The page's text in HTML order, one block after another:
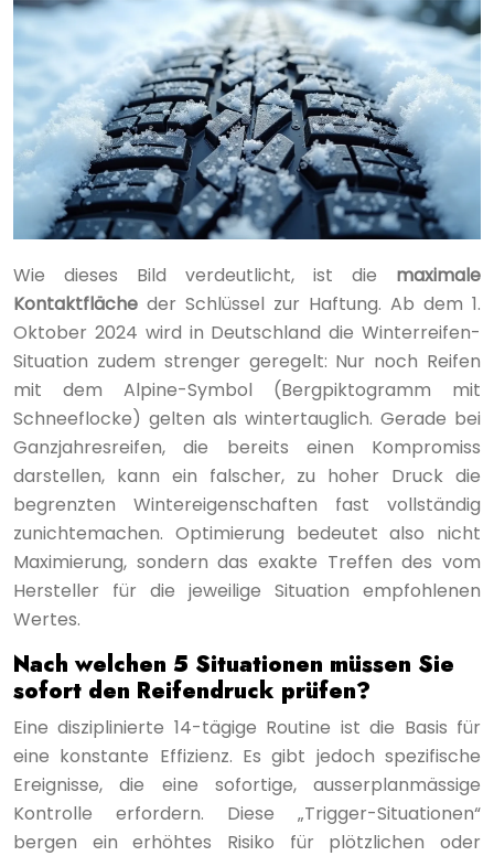
Wie dieses Bild verdeutlicht, ist die maximale
Kontaktfläche der Schlüssel zur Haftung. Ab dem 1.
Oktober 2024 wird in Deutschland die Winterreifen-
Situation zudem strenger geregelt: Nur noch Reifen
mit dem Alpine-Symbol (Bergpiktogramm mit
Schneeflocke) gelten als wintertauglich. Gerade bei
Ganzjahresreifen, die bereits einen Kompromiss
darstellen, kann ein falscher, zu hoher Druck die
begrenzten Wintereigenschaften fast vollständig
zunichtemachen. Optimierung bedeutet also nicht
Maximierung, sondern das exakte Treffen des vom
Hersteller für die jeweilige Situation empfohlenen
Wertes.
Nach welchen 5 Situationen müssen Sie
sofort den Reifendruck prüfen?
Eine disziplinierte 14-tägige Routine ist die Basis für
eine konstante Effizienz. Es gibt jedoch spezifische
Ereignisse, die eine sofortige, ausserplanmässige
Kontrolle erfordern. Diese „Trigger-Situationen“
bergen ein erhöhtes Risiko für plötzlichen oder